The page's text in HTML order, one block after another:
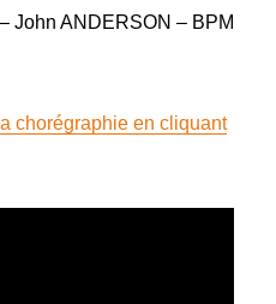
John ANDERSON – BPM
chorégraphie en cliquant